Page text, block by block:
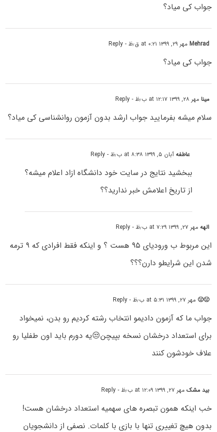
جواب کی میاد؟
Mehradمهر ۲۹, ۱۳۹۹ at ۰:۲۱ ق٫ظ - Reply
جواب کی میاد؟
مینامهر ۲۸, ۱۳۹۹ at ۱۲:۱۷ ب٫ظ - Reply
سلام میشه بفرمایید جواب ارشد بدون آزمون روانشناسی کی میاد؟
عاطفهآبان ۵, ۱۳۹۹ at ۸:۳۸ ب٫ظ - Reply
ببخشید نتایج در سایت خود دانشگاه ازاد اعلام میشه؟
از تاریخ اعلامش خبر ندارید؟؟
الههمهر ۲۷, ۱۳۹۹ at ۷:۲۹ ب٫ظ - Reply
این مربوط ب ورودیای ۹۵ هست ؟ و اینکه فقط افرادی که ۹ ترمه
شدن این شرایطو دارن؟؟؟
🤢🤢مهر ۲۷, ۱۳۹۹ at ۵:۳۱ ب٫ظ - Reply
جواب ما که آزمون دادیمو انتخاب رشته کردیم رو بدن، نمیخواد
برای استعداد درخشان نسخه بپیچن😒یه دورم باید اون طفلیا رو
علاف خودشون کنند
بید مشکمهر ۲۷, ۱۳۹۹ at ۱۲:۰۹ ب٫ظ - Reply
خب اینکه همون تبصره های سهمیه استعداد درخشان هست!
بدون هیچ تغییری تنها با بازی با کلمات. نصفی از دانشجویان